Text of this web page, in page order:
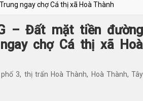
ngay chợ Cá thị xã Hoà Thành
– Đất mặt tiền đường
chợ Cá thị xã Hoà
3, thị trấn Hoà Thành, Hoà Thành, Tây